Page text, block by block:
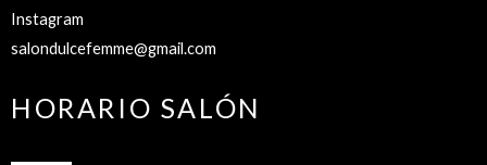
Instagram
salondulcefemme@gmail.com
HORARIO SALÓN